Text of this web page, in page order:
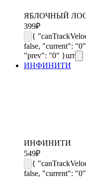
ЯБЛОЧНЫЙ
399₽
{
false, "current":
"prev": "0" }шт
ИНФИНИТИ
ИНФИНИТИ
549₽
{
false, "current":